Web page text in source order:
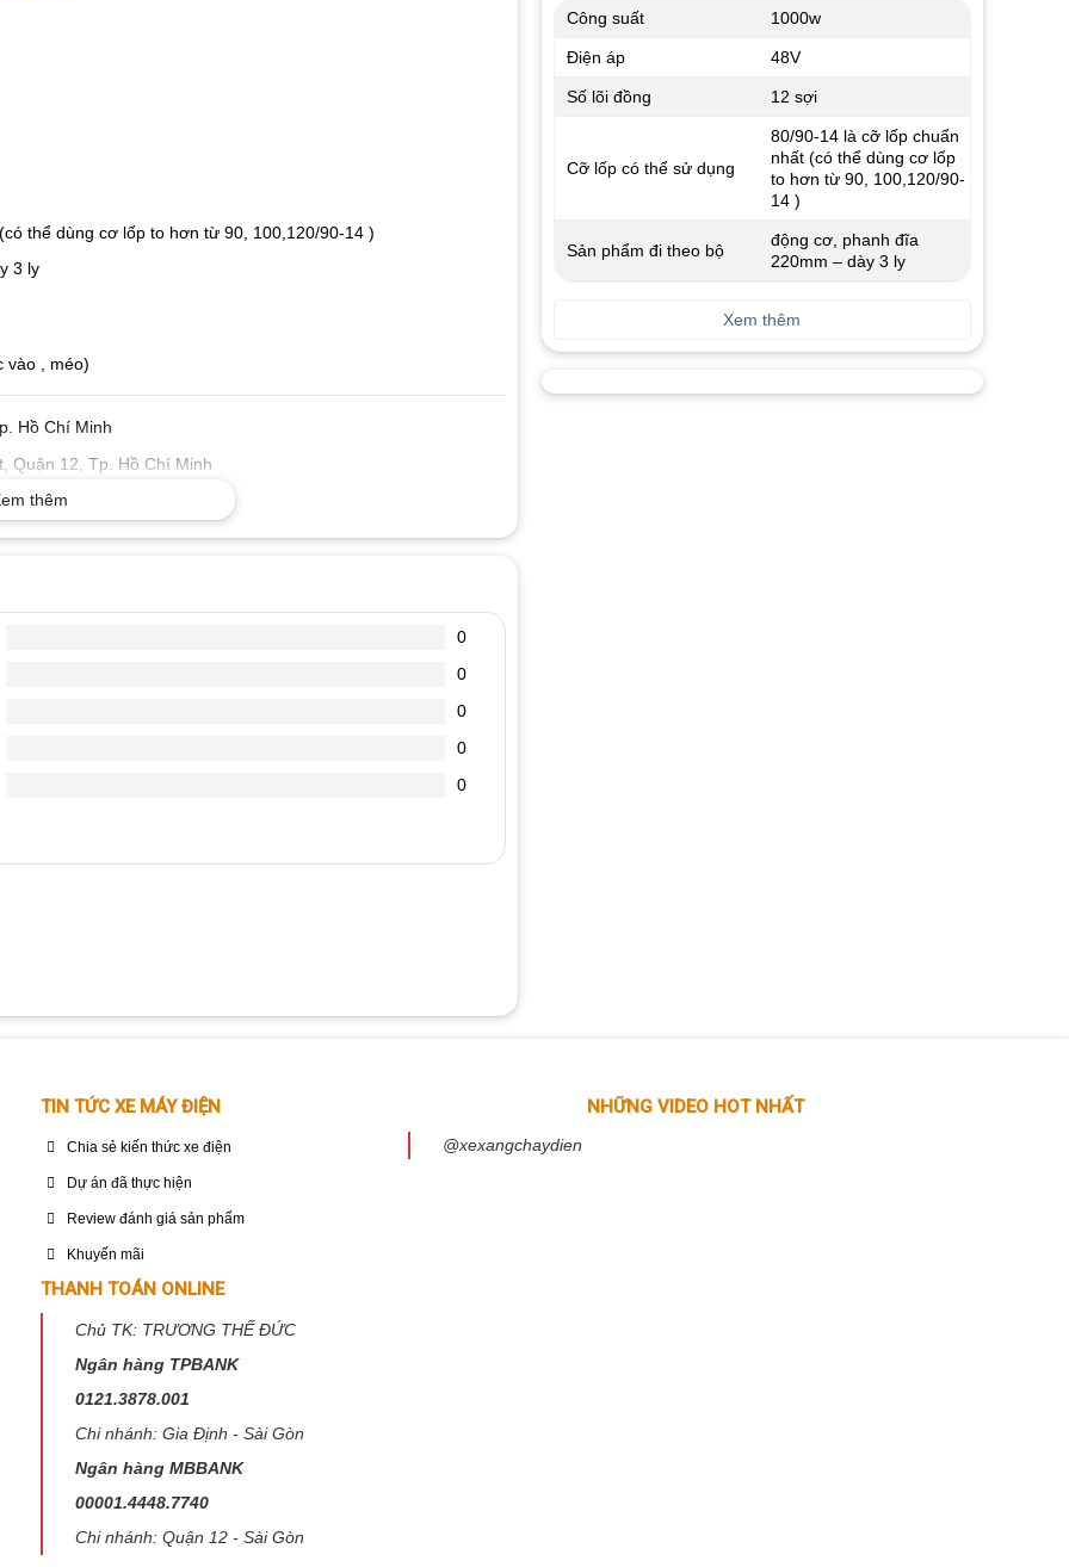
thể dùng cơ lốp to hơn từ 90, 100,120/90-14 )
3 ly
vào , méo)
Hồ Chí Minh
Quận 12, Tp. Hồ Chí Minh
thêm
0
0
0
0
0
cơ điện xe Nouvo”
Công suất 1000w
Điện áp 48V
Số lõi đồng 12 sợi
Cỡ lốp có thể sử dụng
80/90-14 là cỡ lốp chuẩn
nhất (có thể dùng cơ lốp
to hơn từ 90, 100,120/90-
14 )
Sản phẩm đi theo bộ
động cơ, phanh đĩa
220mm – dày 3 ly
Xem thêm
TIN TỨC XE MÁY ĐIỆN
Chia sẻ kiến thức xe điện
Dự án đã thực hiện
Review đánh giá sản phẩm
Khuyến mãi
THANH TOÁN ONLINE
Chủ TK: TRƯƠNG THẾ ĐỨC
Ngân hàng TPBANK
0121.3878.001
Chi nhánh: Gia Định - Sài Gòn
Ngân hàng MBBANK
00001.4448.7740
Chi nhánh: Quận 12 - Sài Gòn
NHỮNG VIDEO HOT NHẤT
@xexangchaydien